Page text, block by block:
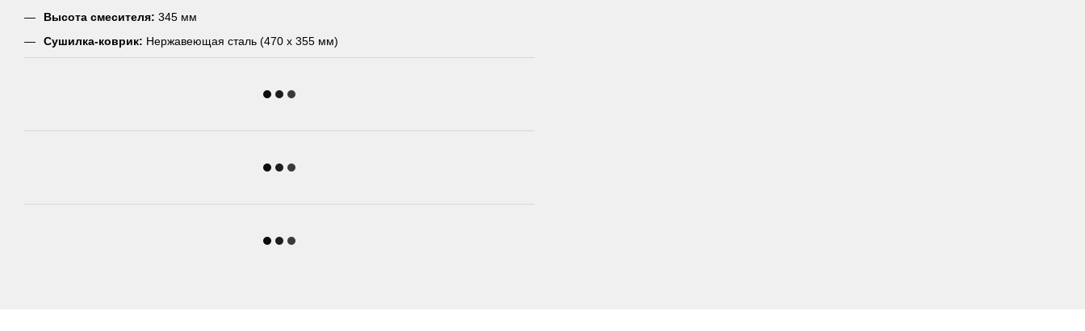
Высота смесителя: 345 мм
Сушилка-коврик: Нержавеющая сталь (470 x 355 мм)